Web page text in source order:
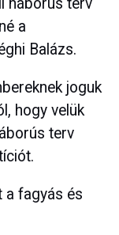
a
Balázs.
joguk
hogy velük
terv
a fagyás és